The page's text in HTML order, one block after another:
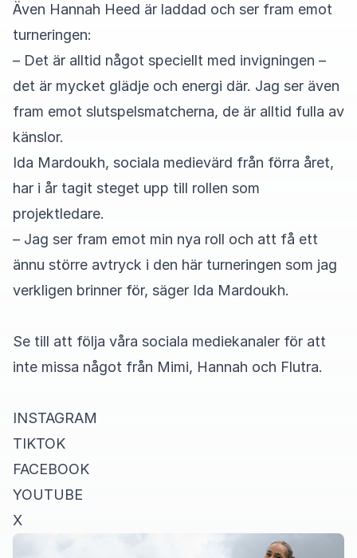
Även Hannah Heed är laddad och ser fram emot
turneringen:
– Det är alltid något speciellt med invigningen –
det är mycket glädje och energi där. Jag ser även
fram emot slutspelsmatcherna, de är alltid fulla av
känslor.
Ida Mardoukh, sociala medievärd från förra året,
har i år tagit steget upp till rollen som
projektledare.
– Jag ser fram emot min nya roll och att få ett
ännu större avtryck i den här turneringen som jag
verkligen brinner för, säger Ida Mardoukh.
Se till att följa våra sociala mediekanaler för att
inte missa något från Mimi, Hannah och Flutra.
INSTAGRAM
TIKTOK
FACEBOOK
YOUTUBE
X